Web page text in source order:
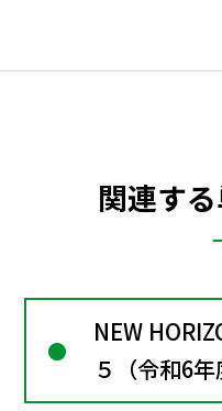
関連す
NEW
５（令和6年